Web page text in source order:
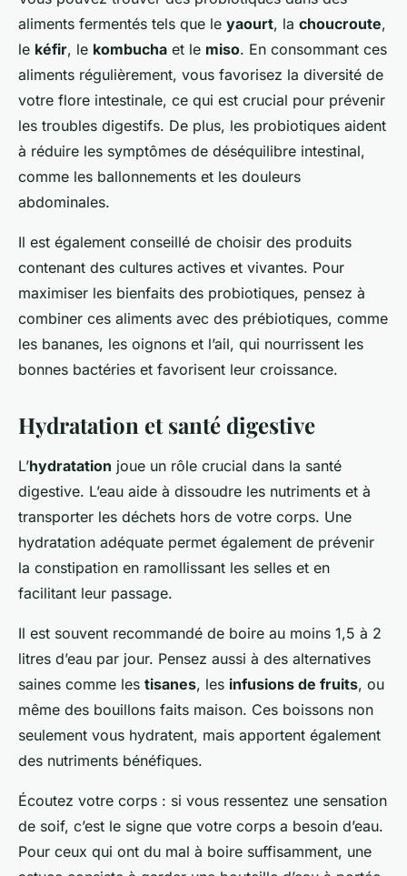
aliments fermentés tels que le yaourt, la choucroute,
le kéfir, le kombucha et le miso. En consommant ces
aliments régulièrement, vous favorisez la diversité de
votre flore intestinale, ce qui est crucial pour prévenir
les troubles digestifs. De plus, les probiotiques aident
à réduire les symptômes de déséquilibre intestinal,
comme les ballonnements et les douleurs
abdominales.
Il est également conseillé de choisir des produits
contenant des cultures actives et vivantes. Pour
maximiser les bienfaits des probiotiques, pensez à
combiner ces aliments avec des prébiotiques, comme
les bananes, les oignons et l’ail, qui nourrissent les
bonnes bactéries et favorisent leur croissance.
Hydratation et santé digestive
L’hydratation joue un rôle crucial dans la santé
digestive. L’eau aide à dissoudre les nutriments et à
transporter les déchets hors de votre corps. Une
hydratation adéquate permet également de prévenir
la constipation en ramollissant les selles et en
facilitant leur passage.
Il est souvent recommandé de boire au moins 1,5 à 2
litres d’eau par jour. Pensez aussi à des alternatives
saines comme les tisanes, les infusions de fruits, ou
même des bouillons faits maison. Ces boissons non
seulement vous hydratent, mais apportent également
des nutriments bénéfiques.
Écoutez votre corps : si vous ressentez une sensation
de soif, c’est le signe que votre corps a besoin d’eau.
Pour ceux qui ont du mal à boire suffisamment, une